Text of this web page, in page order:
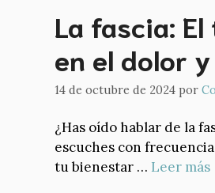
La fascia:
en el dolor
14 de octubre de 2024 por
¿Has oído hablar de la
escuches con
tu bienestar … Leer más